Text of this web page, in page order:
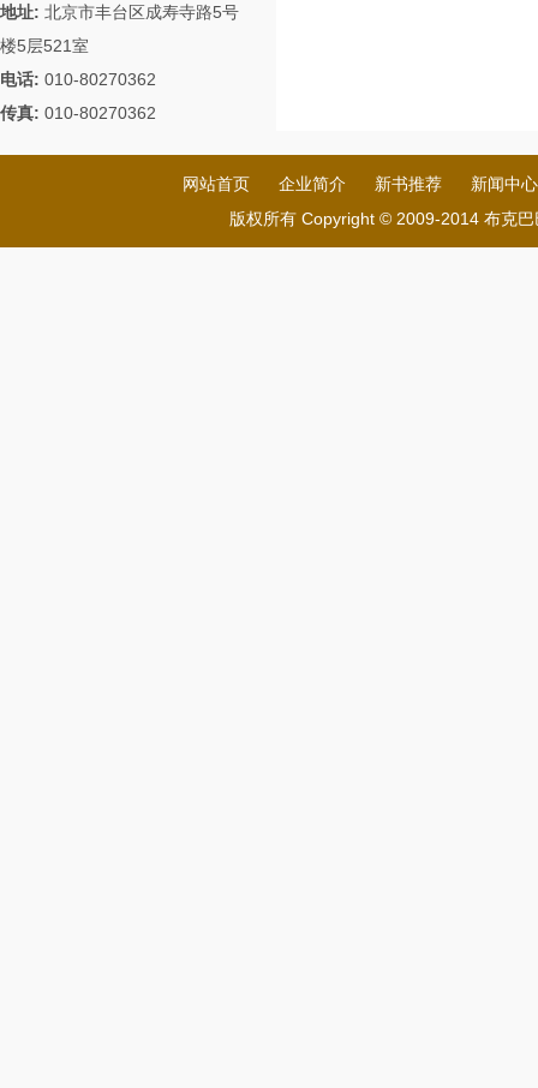
地址: 北京市丰台区成寿寺路5号
楼5层521室
电话: 010-80270362
传真: 010-80270362
网站首页 企业简介 新书推荐
新闻中心
版权所有 Copyright © 2009-2014 布克